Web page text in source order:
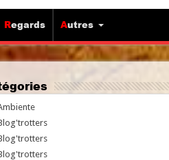
Regards Autres